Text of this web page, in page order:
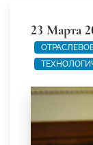
23 Марта